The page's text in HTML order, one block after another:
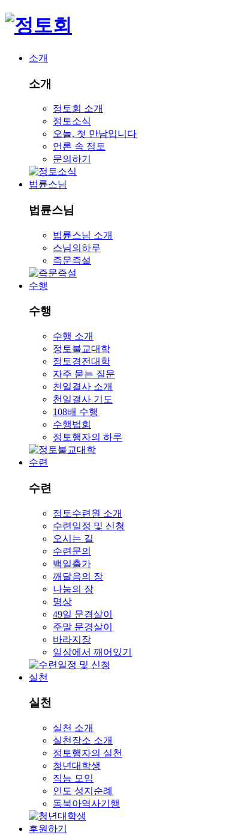
소개
소개
정토회 소개
정토소식
오늘, 첫 만남입니다
언론 속 정토
문의하기
법륜스님
법륜스님
법륜스님 소개
스님의하루
즉문즉설
수행
수행
수행 소개
정토불교대학
정토경전대학
자주 묻는 질문
천일결사 소개
천일결사 기도
108배 수행
수행법회
정토행자의 하루
수련
수련
정토수련원 소개
수련일정 및 신청
오시는 길
수련문의
백일출가
깨달음의 장
나눔의 장
명상
49일 문경살이
주말 문경살이
바라지장
일상에서 깨어있기
실천
실천
실천 소개
실천장소 소개
정토행자의 실천
청년대학생
직능 모임
인도 성지순례
동북아역사기행
후원하기